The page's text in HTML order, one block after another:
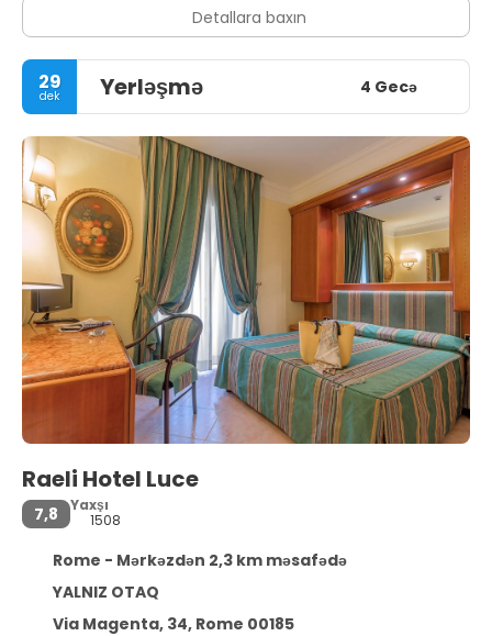
Detallara baxın
29
dek Yerləşmə 4 Gecə
Raeli Hotel Luce
7,8
Yaxşı
1508
Rome - Mərkəzdən 2,3 km məsafədə
YALNIZ OTAQ
Via Magenta, 34, Rome 00185